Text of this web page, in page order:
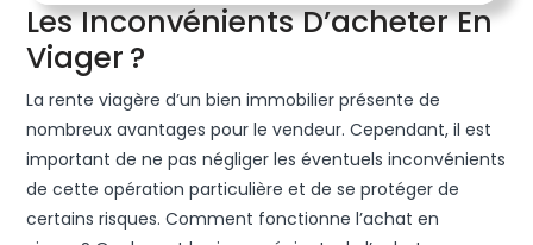
Les Inconvénients D’acheter En
Viager ?
Inconvénients
D’acheter
En
Viager ?
La rente viagère d’un bien immobilier présente de
nombreux avantages pour le vendeur. Cependant, il est
important de ne pas négliger les éventuels inconvénients
de cette opération particulière et de se protéger de
certains risques. Comment fonctionne l’achat en